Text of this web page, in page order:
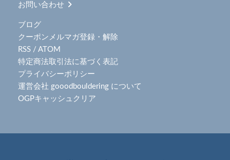
お問い合わせ
ブログ
クーポンメルマガ登録・解除
RSS / ATOM
特定商法取引法に基づく表記
プライバシーポリシー
運営会社 gooodbouldering について
OGPキャッシュクリア